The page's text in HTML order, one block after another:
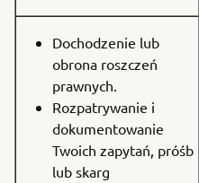
Dochodzenie lub
obrona roszczeń
prawnych.
Rozpatrywanie i
dokumentowanie
Twoich zapytań, próśb
lub skarg